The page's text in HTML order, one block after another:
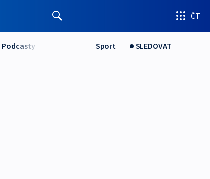
ČT
Podcasty Sport SLEDOVAT